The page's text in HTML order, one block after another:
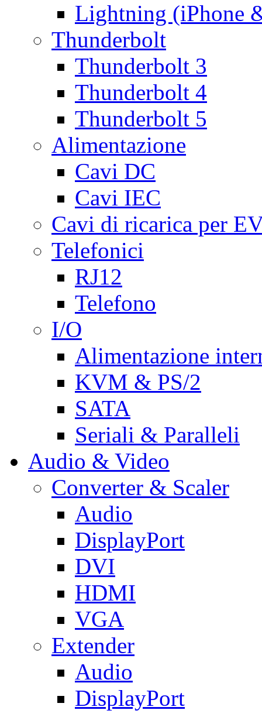
Lightning (iPhone
Thunderbolt
Thunderbolt 3
Thunderbolt 4
Thunderbolt 5
Alimentazione
Cavi DC
Cavi IEC
Cavi di ricarica per
Telefonici
RJ12
Telefono
I/O
Alimentazione
KVM & PS/2
SATA
Seriali & Paralleli
Audio & Video
Converter & Scaler
Audio
DisplayPort
DVI
HDMI
VGA
Extender
Audio
DisplayPort